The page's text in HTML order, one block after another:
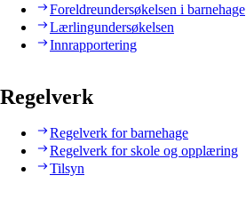
Foreldreundersøkelsen i barnehage
Lærlingundersøkelsen
Innrapportering
Regelverk
Regelverk for barnehage
Regelverk for skole og opplæring
Tilsyn